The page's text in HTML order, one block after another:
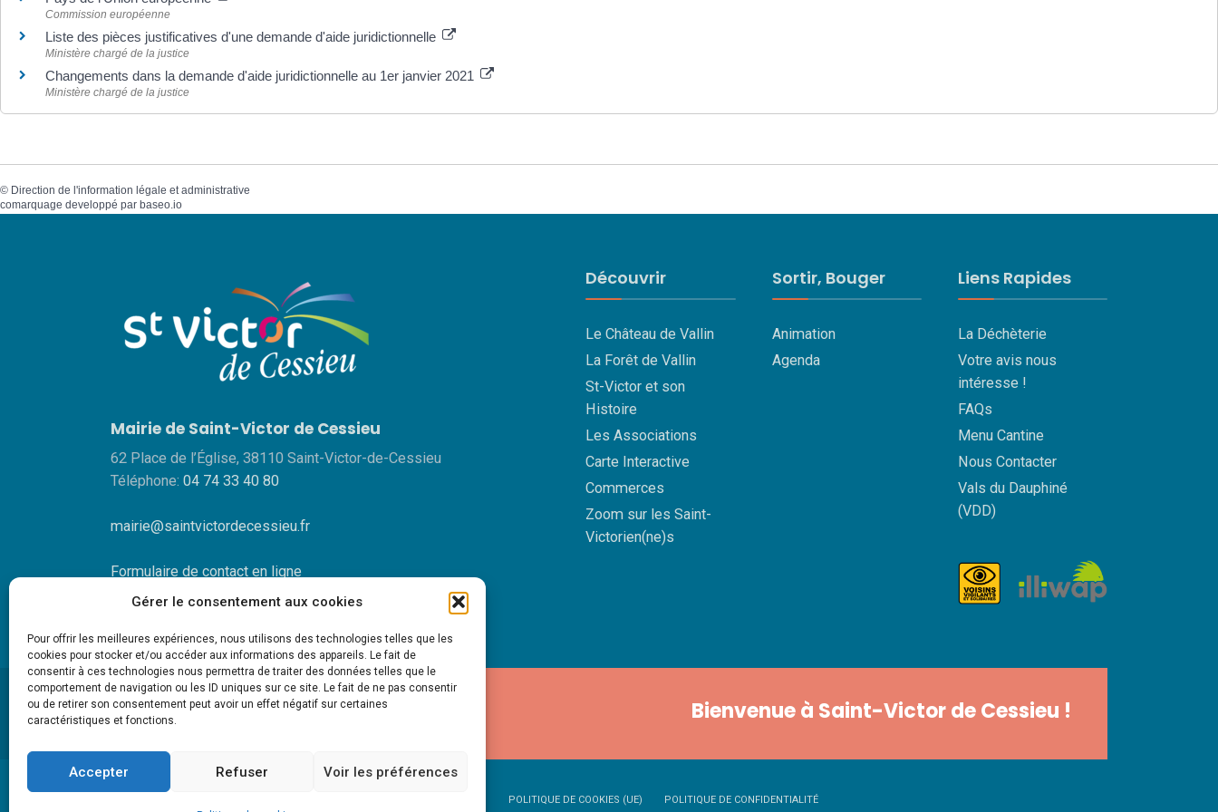
Gérer le consentement aux cookies
Pour offrir les meilleures expériences, nous utilisons des technologies telles que les
cookies pour stocker et/ou accéder aux informations des appareils. Le fait de
consentir à ces technologies nous permettra de traiter des données telles que le
comportement de navigation ou les ID uniques sur ce site. Le fait de ne pas consentir
ou de retirer son consentement peut avoir un effet négatif sur certaines
caractéristiques et fonctions.
Accepter Refuser Voir les préférences
Commission européenne
Liste des pièces justificatives d'une demande d'aide juridictionnelle
Ministère chargé de la justice
Changements dans la demande d'aide juridictionnelle au 1er janvier 2021
Ministère chargé de la justice
© Direction de l'information légale et administrative
comarquage developpé par baseo.io
Mairie de Saint-Victor de Cessieu
62 Place de l’Église, 38110 Saint-Victor-de-Cessieu
Téléphone: 04 74 33 40 80
mairie@saintvictordecessieu.fr
Formulaire de contact en ligne
Découvrir
Le Château de Vallin
La Forêt de Vallin
St-Victor et son
Histoire
Les Associations
Carte Interactive
Commerces
Zoom sur les Saint-
Victorien(ne)s
Sortir, Bouger
Animation
Agenda
Liens Rapides
La Déchèterie
Votre avis nous
intéresse !
FAQs
Menu Cantine
Nous Contacter
Vals du Dauphiné
(VDD)
Bienvenue à Saint-Victor de Cessieu !
POLITIQUE DE COOKIES (UE) POLITIQUE DE CONFIDENTIALITÉ